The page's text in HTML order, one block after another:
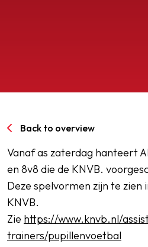
Back to overview
Vanaf as zaterdag hanteert
en 8v8 die de KNVB.
Deze spelvormen zijn te zien
KNVB.
Zie https://www.knvb.nl/
trainers/pupillenvoetbal